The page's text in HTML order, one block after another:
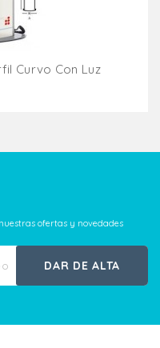
Curvo Con Luz
ofertas y novedades
DAR DE ALTA